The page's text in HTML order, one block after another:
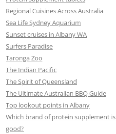
Regional Cuisines Across Australia
Sea Life Sydney Aquarium
Sunset cruises in Albany WA
Surfers Paradise
Taronga Zoo
The Indian Pacific
The Spirit of Queensland
The Ultimate Australian BBQ Guide
Top lookout points in Albany
Which brand of protein supplement is
good?